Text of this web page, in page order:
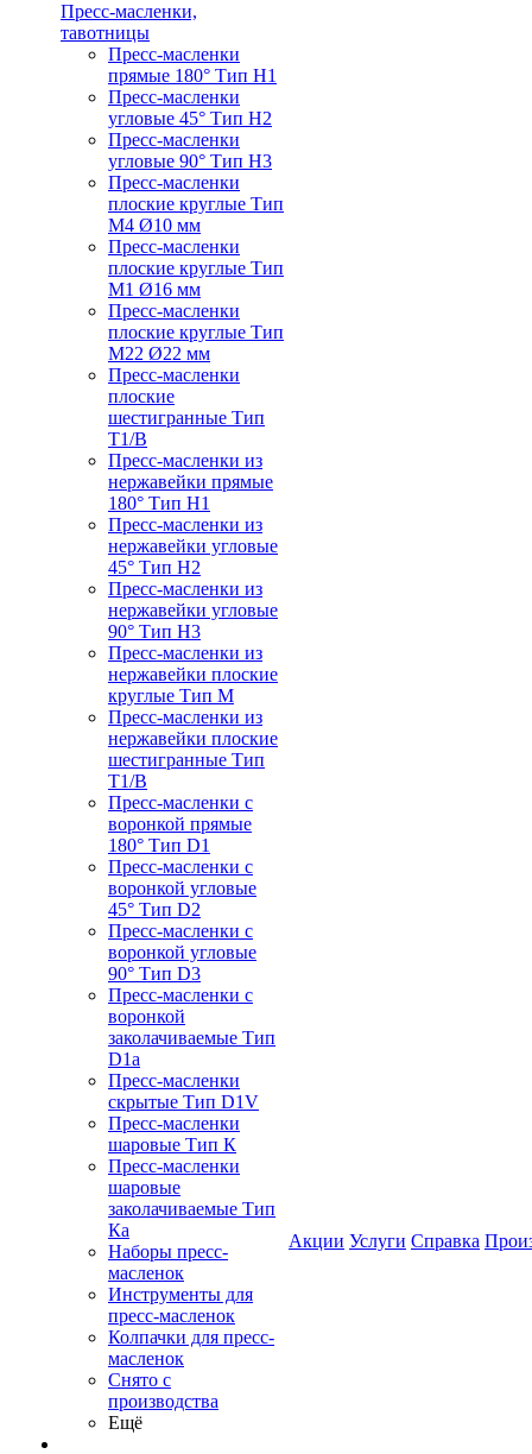
Пресс-масленки,
тавотницы
Пресс-масленки
прямые 180° Тип H1
Пресс-масленки
угловые 45° Тип H2
Пресс-масленки
угловые 90° Тип H3
Пресс-масленки
плоские круглые Тип
M4 Ø10 мм
Пресс-масленки
плоские круглые Тип
M1 Ø16 мм
Пресс-масленки
плоские круглые Тип
M22 Ø22 мм
Пресс-масленки
плоские
шестигранные Тип
T1/B
Пресс-масленки из
нержавейки прямые
180° Тип H1
Пресс-масленки из
нержавейки угловые
45° Тип H2
Пресс-масленки из
нержавейки угловые
90° Тип H3
Пресс-масленки из
нержавейки плоские
круглые Тип M
Пресс-масленки из
нержавейки плоские
шестигранные Тип
T1/B
Пресс-масленки с
воронкой прямые
180° Тип D1
Пресс-масленки с
воронкой угловые
45° Тип D2
Пресс-масленки с
воронкой угловые
90° Тип D3
Пресс-масленки с
воронкой
заколачиваемые Тип
D1a
Пресс-масленки
скрытые Тип D1V
Пресс-масленки
шаровые Тип К
Пресс-масленки
шаровые
заколачиваемые Тип
Кa
Наборы пресс-
масленок
Инструменты для
пресс-масленок
Колпачки для пресс-
масленок
Снято с
производства
Ещё
Акции Услуги Справка